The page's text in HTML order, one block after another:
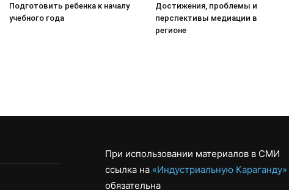
Подготовить ребенка к началу
учебного года
Достижения, проблемы и
перспективы медиации в
регионе
При использовании материалов в СМИ
ссылка на «Индустриальную Караганду»
обязательна